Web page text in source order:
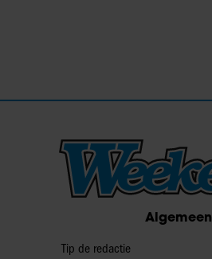
Algemeen
Tip de redactie